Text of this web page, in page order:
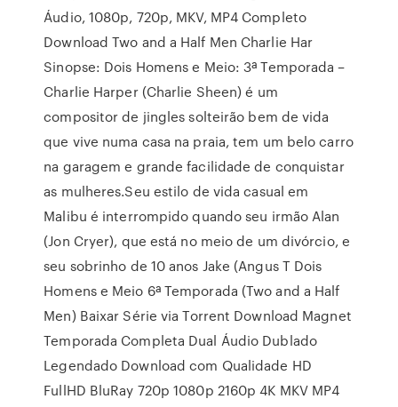
Áudio, 1080p, 720p, MKV, MP4 Completo
Download Two and a Half Men Charlie Har
Sinopse: Dois Homens e Meio: 3ª Temporada –
Charlie Harper (Charlie Sheen) é um
compositor de jingles solteirão bem de vida
que vive numa casa na praia, tem um belo carro
na garagem e grande facilidade de conquistar
as mulheres.Seu estilo de vida casual em
Malibu é interrompido quando seu irmão Alan
(Jon Cryer), que está no meio de um divórcio, e
seu sobrinho de 10 anos Jake (Angus T Dois
Homens e Meio 6ª Temporada (Two and a Half
Men) Baixar Série via Torrent Download Magnet
Temporada Completa Dual Áudio Dublado
Legendado Download com Qualidade HD
FullHD BluRay 720p 1080p 2160p 4K MKV MP4